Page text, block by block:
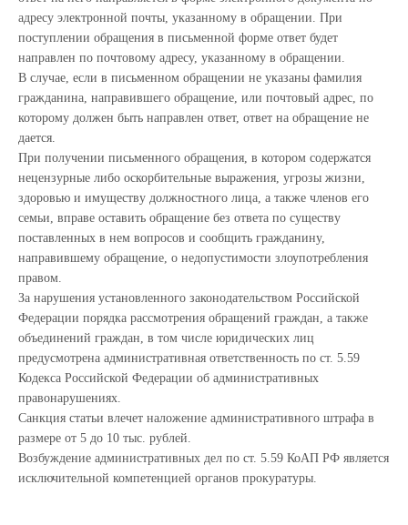
адресу электронной почты, указанному в обращении. При
поступлении обращения в письменной форме ответ будет
направлен по почтовому адресу, указанному в обращении.
В случае, если в письменном обращении не указаны фамилия
гражданина, направившего обращение, или почтовый адрес, по
которому должен быть направлен ответ, ответ на обращение не
дается.
При получении письменного обращения, в котором содержатся
нецензурные либо оскорбительные выражения, угрозы жизни,
здоровью и имуществу должностного лица, а также членов его
семьи, вправе оставить обращение без ответа по существу
поставленных в нем вопросов и сообщить гражданину,
направившему обращение, о недопустимости злоупотребления
правом.
За нарушения установленного законодательством Российской
Федерации порядка рассмотрения обращений граждан, а также
объединений граждан, в том числе юридических лиц
предусмотрена административная ответственность по ст. 5.59
Кодекса Российской Федерации об административных
правонарушениях.
Санкция статьи влечет наложение административного штрафа в
размере от 5 до 10 тыс. рублей.
Возбуждение административных дел по ст. 5.59 КоАП РФ является
исключительной компетенцией органов прокуратуры.